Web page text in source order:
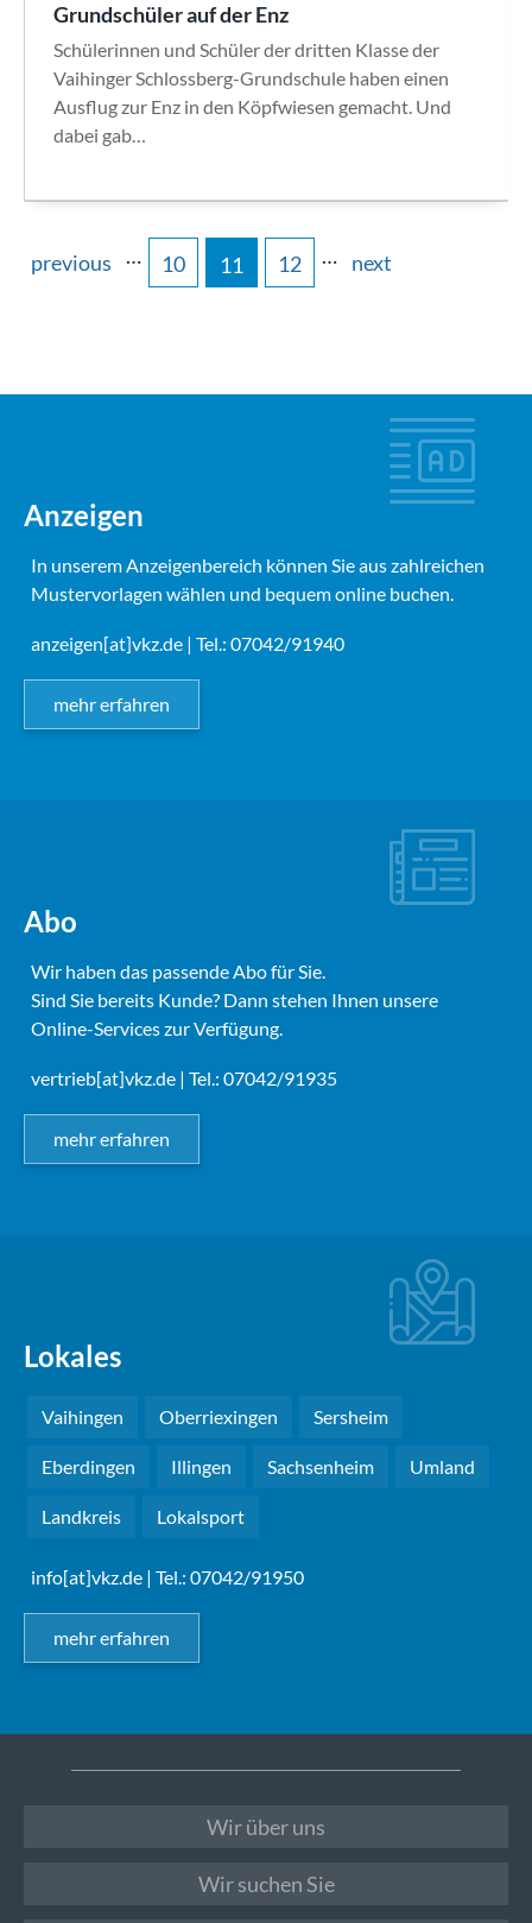
Grundschüler auf der Enz
Schülerinnen und Schüler der dritten Klasse der
Vaihinger Schlossberg-Grundschule haben einen
Ausflug zur Enz in den Köpfwiesen gemacht. Und
dabei gab…
previous … 10 11 12 … next
Anzeigen
In unserem Anzeigenbereich können Sie aus zahlreichen
Mustervorlagen wählen und bequem online buchen.
anzeigen[at]vkz.de | Tel.: 07042/91940
mehr erfahren
Abo
Wir haben das passende Abo für Sie.
Sind Sie bereits Kunde? Dann stehen Ihnen unsere
Online-Services zur Verfügung.
vertrieb[at]vkz.de | Tel.: 07042/91935
mehr erfahren
Lokales
Vaihingen Oberriexingen Sersheim
Eberdingen Illingen Sachsenheim Umland
Landkreis Lokalsport
info[at]vkz.de | Tel.: 07042/91950
mehr erfahren
Wir über uns
Wir suchen Sie